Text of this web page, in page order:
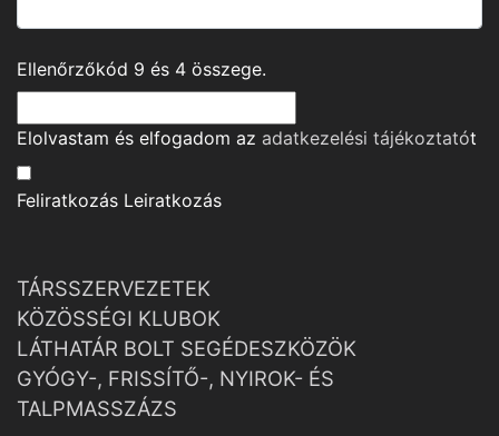
Ellenőrzőkód 9 és 4 összege.
Elolvastam és elfogadom az adatkezelési tájékoztatót
Feliratkozás Leiratkozás
TÁRSSZERVEZETEK
KÖZÖSSÉGI KLUBOK
LÁTHATÁR BOLT SEGÉDESZKÖZÖK
GYÓGY-, FRISSÍTŐ-, NYIROK- ÉS
TALPMASSZÁZS